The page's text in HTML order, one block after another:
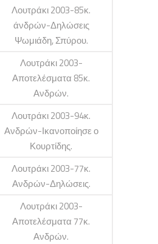
Λουτράκι 2003-85κ.
άνδρών-Δηλώσεις
Ψωμιάδη, Σπύρου.
Λουτράκι 2003-
Αποτελέσματα 85κ.
Ανδρών.
Λουτράκι 2003-94κ.
Ανδρών-Ικανοποίησε ο
Κουρτίδης.
Λουτράκι 2003-77κ.
Ανδρών-Δηλώσεις.
Λουτράκι 2003-
Αποτελέσματα 77κ.
Ανδρών.